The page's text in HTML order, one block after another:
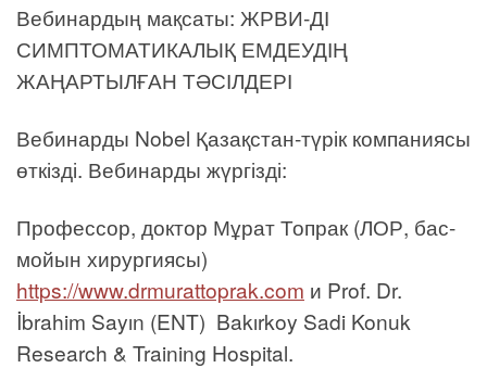
Вебинардың мақсаты: ЖРВИ-ДІ
СИМПТОМАТИКАЛЫҚ ЕМДЕУДІҢ
ЖАҢАРТЫЛҒАН ТӘСІЛДЕРІ
Вебинарды Nobel Қазақстан-түрік компаниясы
өткізді. Вебинарды жүргізді:
Профессор, доктор Мұрат Топрак (ЛОР, бас-
мойын хирургиясы)
https://www.drmurattoprak.com и Prof. Dr.
İbrahim Sayın (ENT) Bakırkoy Sadi Konuk
Research & Training Hospital.